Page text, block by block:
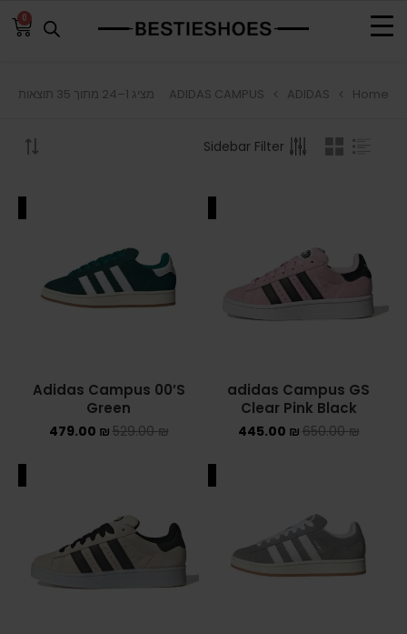
0
BROWSE
ADIDAS FORUM
ADIDAS GAZELLE
ADIDAS SL 72
ADIDAS SPEZIAL
AIR JORDAN 1 HIGH
Home
ADIDAS
ADIDAS CAMPUS מציג 1–24 מתוך 35 תוצאות
Sidebar Filter
adidas Campus GS
Clear Pink Black
650.00₪
445.00 ₪
Adidas Campus 00’S
Green
529.00₪
479.00 ₪